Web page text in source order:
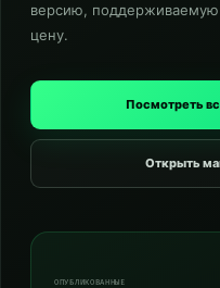
версию,
цену.
Посмотреть
Открыть
ОПУБЛИКОВАННЫЕ